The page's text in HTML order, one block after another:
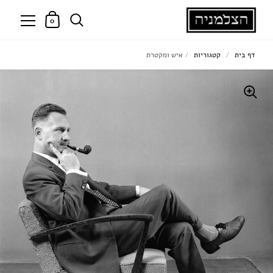
0
דף בית / קטגוריות / איש ומקטרת